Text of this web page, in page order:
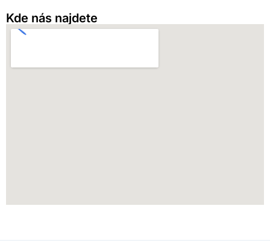
Kde nás najdete